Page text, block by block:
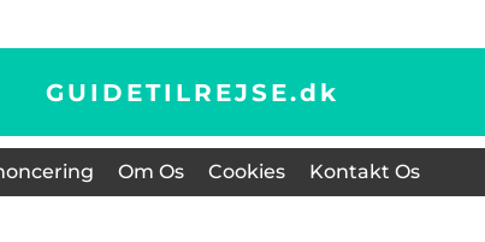
GUIDETILREJSE.dk
Om Os Cookies Kontakt Os